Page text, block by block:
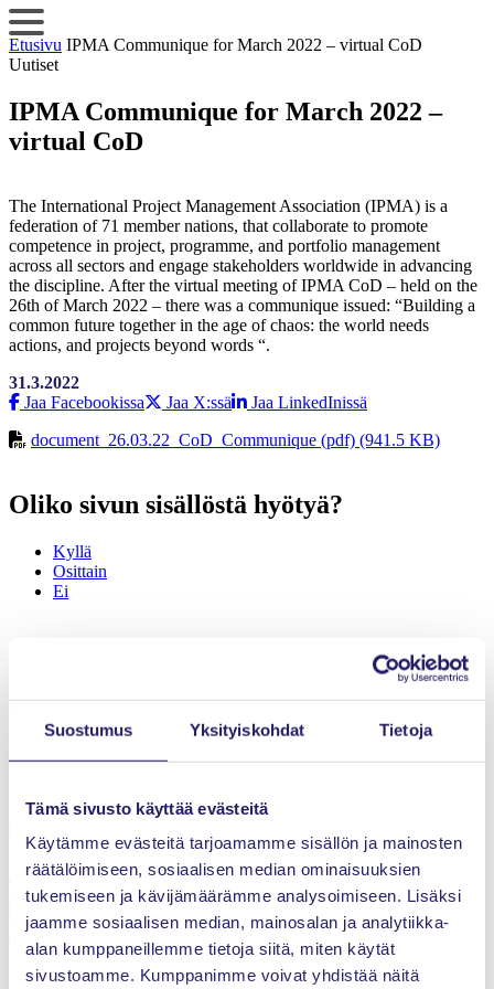
Suostumus Yksityiskohdat Tietoja
Tämä sivusto käyttää evästeitä
Käytämme evästeitä tarjoamamme sisällön ja mainosten
räätälöimiseen, sosiaalisen median ominaisuuksien
tukemiseen ja kävijämäärämme analysoimiseen. Lisäksi
jaamme sosiaalisen median, mainosalan ja analytiikka-
alan kumppaneillemme tietoja siitä, miten käytät
sivustoamme. Kumppanimme voivat yhdistää näitä
Siirry
sisältöön
Etusivu IPMA Communique for March 2022 – virtual CoD
Uutiset
IPMA Communique for March 2022 –
virtual CoD
The International Project Management Association (IPMA) is a
federation of 71 member nations, that collaborate to promote
competence in project, programme, and portfolio management
across all sectors and engage stakeholders worldwide in advancing
the discipline. After the virtual meeting of IPMA CoD – held on the
26th of March 2022 – there was a communique issued: “Building a
common future together in the age of chaos: the world needs
actions, and projects beyond words “.
31.3.2022
Jaa Facebookissa
Jaa X:ssä
Jaa LinkedInissä
document_26.03.22_CoD_Communique (pdf) (941.5 KB)
Oliko sivun sisällöstä hyötyä?
Kyllä
Osittain
Ei
Viimeisimmät artikkelit
31.7.2026
Onko
sukupolvien välinen dialogi projektialan a
lihyödynnetyin resurssi?